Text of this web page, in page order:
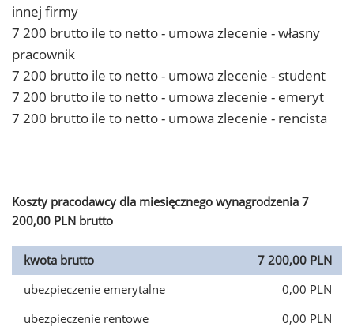
innej firmy
7 200 brutto ile to netto - umowa zlecenie - własny
pracownik
7 200 brutto ile to netto - umowa zlecenie - student
7 200 brutto ile to netto - umowa zlecenie - emeryt
7 200 brutto ile to netto - umowa zlecenie - rencista
Koszty pracodawcy dla miesięcznego wynagrodzenia 7
200,00 PLN brutto
kwota brutto
7 200,00 PLN
ubezpieczenie emerytalne
0,00 PLN
ubezpieczenie rentowe
0,00 PLN